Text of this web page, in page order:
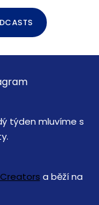
týden mluvíme s
a běží na